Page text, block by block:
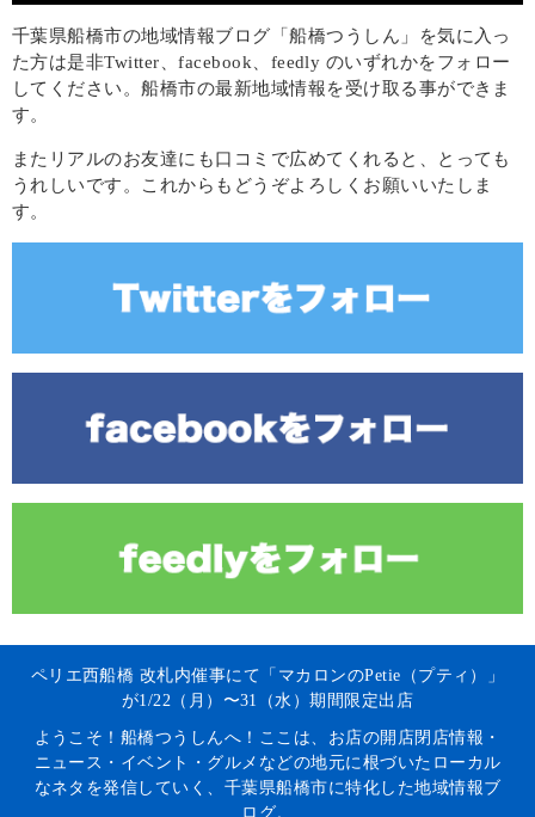
千葉県船橋市の地域情報ブログ「船橋つうしん」を気に入っ
た方は是非Twitter、facebook、feedly のいずれかをフォロー
してください。船橋市の最新地域情報を受け取る事ができま
す。
またリアルのお友達にも口コミで広めてくれると、とっても
うれしいです。これからもどうぞよろしくお願いいたしま
す。
ペリエ西船橋 改札内催事にて「マカロンのPetie（プティ）」
が1/22（月）〜31（水）期間限定出店
ようこそ！船橋つうしんへ！ここは、お店の開店閉店情報・
ニュース・イベント・グルメなどの地元に根づいたローカル
なネタを発信していく、千葉県船橋市に特化した地域情報ブ
ログ。